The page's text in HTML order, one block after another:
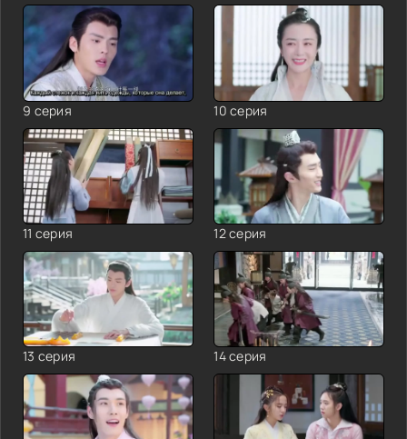
9 серия 10 серия
11 серия 12 серия
13 серия 14 серия